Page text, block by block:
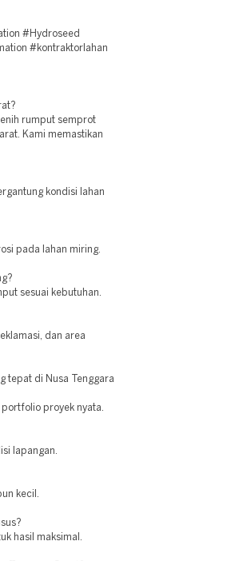
#Hydroseed
#kontraktorlahan
rumput semprot
Kami memastikan
kondisi lahan
pada lahan miring.
sesuai kebutuhan.
dan area
tepat di Nusa Tenggara
proyek nyata.
lapangan.
kecil.
hasil maksimal.